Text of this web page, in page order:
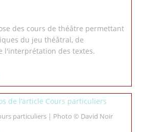
des cours de théâtre permettant
du jeu théâtral, de
l'interprétation des textes.
particuliers | Photo © David Noir